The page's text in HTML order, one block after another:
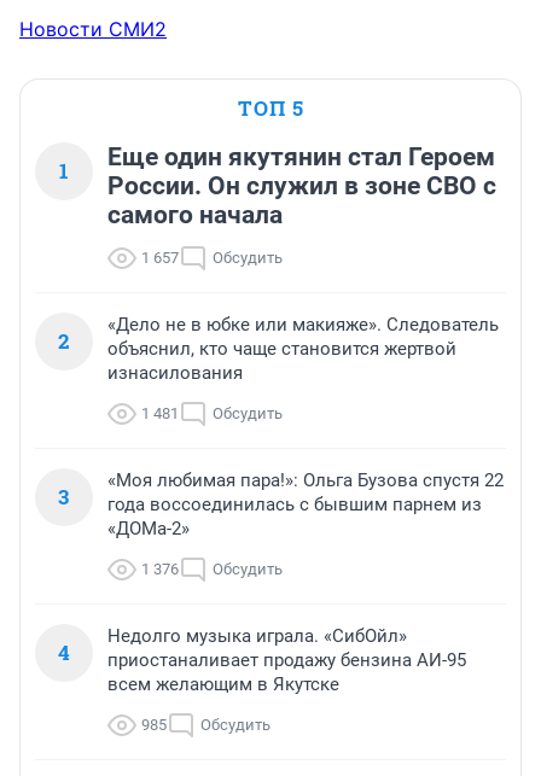
Новости СМИ2
ТОП 5
1
Еще один якутянин стал Героем
России. Он служил в зоне СВО с
самого начала
1 657 Обсудить
2
«Дело не в юбке или макияже». Следователь
объяснил, кто чаще становится жертвой
изнасилования
1 481 Обсудить
3
«Моя любимая пара!»: Ольга Бузова спустя 22
года воссоединилась с бывшим парнем из
«ДОМа-2»
1 376 Обсудить
4
Недолго музыка играла. «СибОйл»
приостаналивает продажу бензина АИ-95
всем желающим в Якутске
985 Обсудить